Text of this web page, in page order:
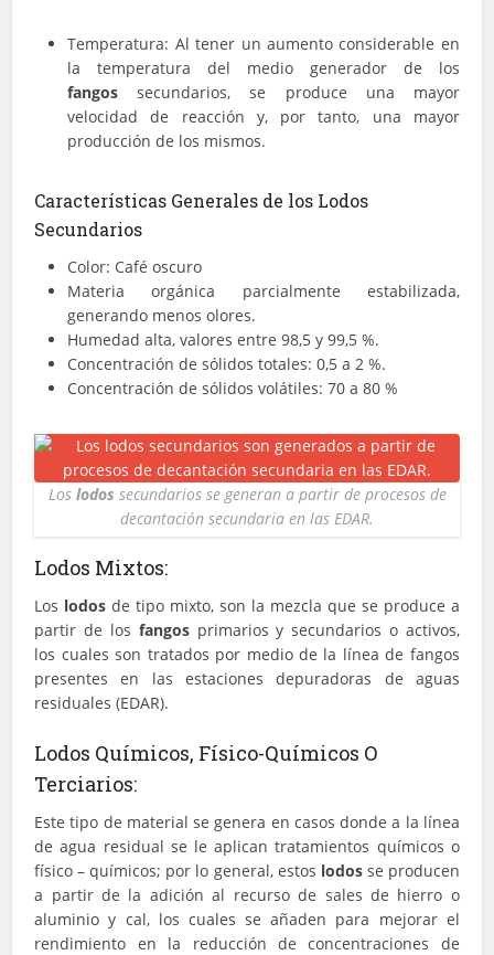
Temperatura: Al tener un aumento considerable en
la temperatura del medio generador de los
fangossecundarios, se produce una mayor
velocidad de reacción y, por tanto, una mayor
producción de los mismos.
Características Generales de los Lodos
Secundarios
Color: Café oscuro
Materia orgánica parcialmente estabilizada,
generando menos olores.
Humedad alta, valores entre 98,5 y 99,5 %.
Concentración de sólidos totales: 0,5 a 2 %.
Concentración de sólidos volátiles: 70 a 80 %
Los lodos secundarios se generan a partir de procesos de
decantación secundaria en las EDAR.
Lodos Mixtos:
Los lodos de tipo mixto, son la mezcla que se produce a
partir de los fangos primarios y secundarios o activos,
los cuales son tratados por medio de la línea de fangos
presentes en las estaciones depuradoras de aguas
residuales (EDAR).
Lodos Químicos, Físico-Químicos O
Terciarios:
Este tipo de material se genera en casos donde a la línea
de agua residual se le aplican tratamientos químicos o
físico – químicos; por lo general, estos lodosse producen
a partir de la adición al recurso de sales de hierro o
aluminio y cal, los cuales se añaden para mejorar el
rendimiento en la reducción de concentraciones de